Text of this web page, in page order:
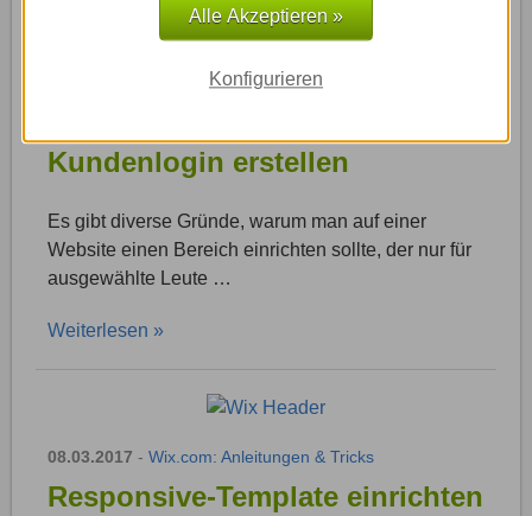
Alle Akzeptieren »
Konfigurieren
Kundenlogin erstellen
Es gibt diverse Gründe, warum man auf einer
Website einen Bereich einrichten sollte, der nur für
ausgewählte Leute …
Weiterlesen »
08.03.2017 - Wix.com: Anleitungen & Tricks
Responsive-Template einrichten